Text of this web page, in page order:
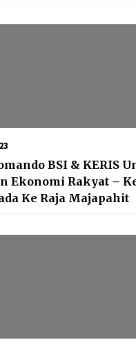
BSI & KERIS
Ekonomi Rakyat –
Ke Raja Majapahit